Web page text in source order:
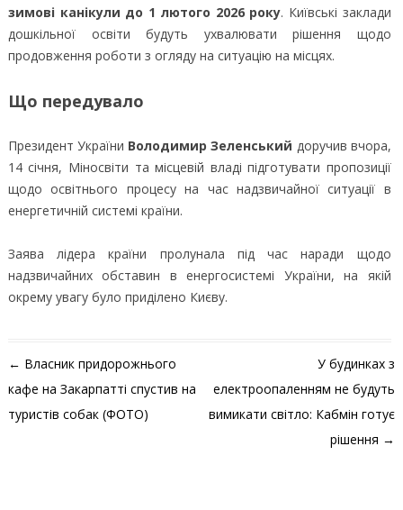
зимові канікули до 1 лютого 2026 року. Київські заклади
дошкільної освіти будуть ухвалювати рішення щодо
продовження роботи з огляду на ситуацію на місцях.
Що передувало
Президент України Володимир Зеленський доручив вчора,
14 січня, Міносвіти та місцевій владі підготувати пропозиції
щодо освітнього процесу на час надзвичайної ситуації в
енергетичній системі країни.
Заява лідера країни пролунала під час наради щодо
надзвичайних обставин в енергосистемі України, на якій
окрему увагу було приділено Києву.
Навігація по запису
← Власник придорожнього
кафе на Закарпатті спустив на
туристів собак (ФОТО)
У будинках з
електроопаленням не будуть
вимикати світло: Кабмін готує
рішення →